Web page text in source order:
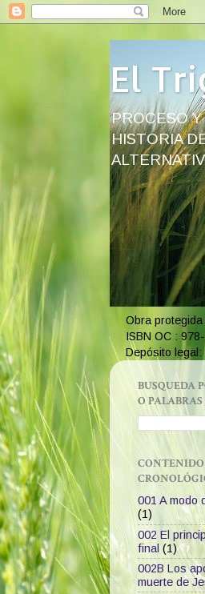
El
PROCESO
HISTORIA
Obra
ISBN OC :
Depósito legal:
BUSQUEDA
O PALABRAS
001 A modo
(1)
002 El
final (1)
002B Los
muerte de